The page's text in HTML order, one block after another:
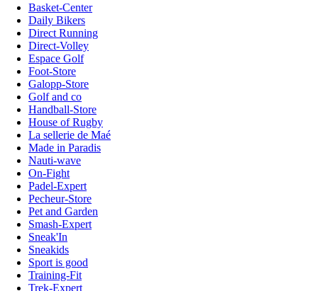
Basket-Center
Daily Bikers
Direct Running
Direct-Volley
Espace Golf
Foot-Store
Galopp-Store
Golf and co
Handball-Store
House of Rugby
La sellerie de Maé
Made in Paradis
Nauti-wave
On-Fight
Padel-Expert
Pecheur-Store
Pet and Garden
Smash-Expert
Sneak'In
Sneakids
Sport is good
Training-Fit
Trek-Expert